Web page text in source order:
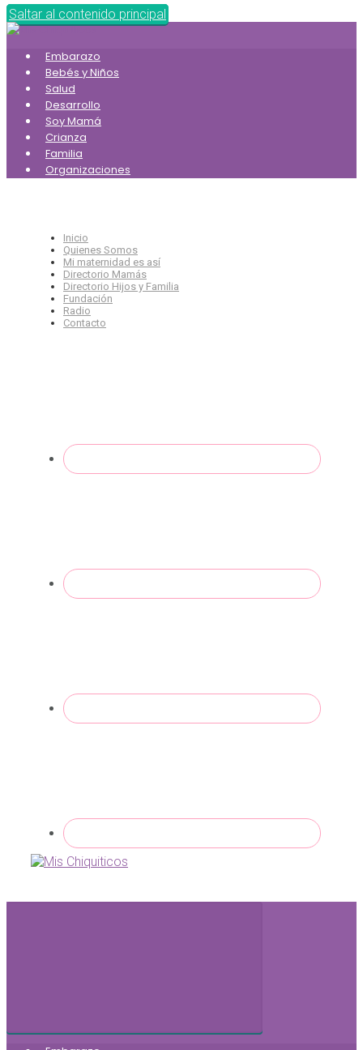
Saltar al contenido principal
Embarazo
Bebés y Niños
Salud
Desarrollo
Soy Mamá
Crianza
Familia
Organizaciones
Inicio
Quienes Somos
Mi maternidad es así
Directorio Mamás
Directorio Hijos y Familia
Fundación
Radio
Contacto